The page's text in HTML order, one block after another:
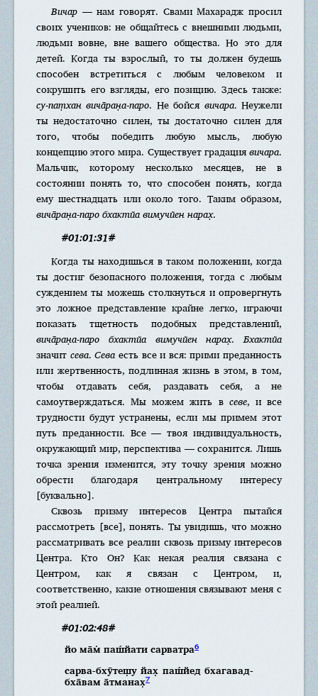
Вичар — нам говорят. Свами Махарадж просил
своих учеников: не общайтесь с внешними людьми,
людьми вовне, вне вашего общества. Но это для
детей. Когда ты взрослый, то ты должен будешь
способен встретиться с любым человеком и
сокрушить его взгляды, его позицию. Здесь также:
су-пат̣хан вича̄ран̣а-паро. Не бойся вичара. Неужели
ты недостаточно силен, ты достаточно силен для
того, чтобы победить любую мысль, любую
концепцию этого мира. Существует градациявичара.
Мальчик, которому несколько месяцев, не в
состоянии понять то, что способен понять, когда
ему шестнадцать или около того. Таким образом,
вича̄ран̣а-паро бхактйа вимучйен нарах̣.
#01:01:31#
Когда ты находишься в таком положении, когда
ты достиг безопасного положения, тогда с любым
суждением ты можешь столкнуться и опровергнуть
это ложное представление крайне легко, играючи
показать тщетность подобных представлений,
вича̄ран̣а-паро бхактйа вимучйен нарах̣.Бхактйа
значит сева.Севаесть все и вся: прими преданность
или жертвенность, подлинная жизнь в этом, в том,
чтобы отдавать себя, раздавать себя, а не
самоутверждаться. Мы можем жить в севе, и все
трудности будут устранены, если мы примем этот
путь преданности. Все — твоя индивидуальность,
окружающий мир, перспектива — сохранится. Лишь
точка зрения изменится, эту точку зрения можно
обрести благодаря центральному интересу
[буквально].
Сквозь призму интересов Центра пытайся
рассмотреть [все], понять. Ты увидишь, что можно
рассматривать все реалии сквозь призму интересов
Центра. Кто Он? Как некая реалия связана с
Центром, как я связан с Центром, и,
соответственно, какие отношения связывают меня с
этой реалией.
#01:02:48#
йо ма̄м̇ паш́йати сарватра6
сарва-бхӯтеш̣у йах̣ паш́йед бхагавад-
бха̄вам а̄тманах̣7